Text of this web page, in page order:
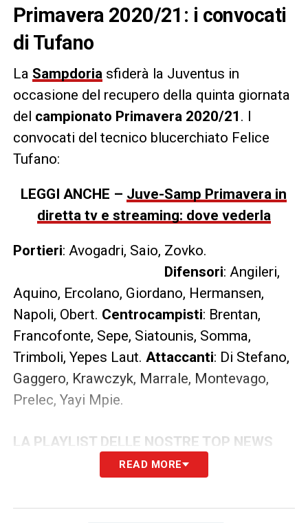
Primavera 2020/21: i convocati
di Tufano
La Sampdoria sfiderà la Juventus in
occasione del recupero della quinta giornata
del campionato Primavera 2020/21 . I
convocati del tecnico blucerchiato Felice
Tufano:
LEGGI ANCHE – Juve-Samp Primavera in
diretta tv e streaming: dove vederla
Portieri: Avogadri, Saio, Zovko.
Difensori: Angileri,
Aquino, Ercolano, Giordano, Hermansen,
Napoli, Obert. Centrocampisti: Brentan,
Francofonte, Sepe, Siatounis, Somma,
Trimboli, Yepes Laut. Attaccanti: Di Stefano,
Gaggero, Krawczyk, Marrale, Montevago,
Prelec, Yayi Mpie.
LA PLAYLIST DELLE NOSTRE TOP NEWS
READ MORE